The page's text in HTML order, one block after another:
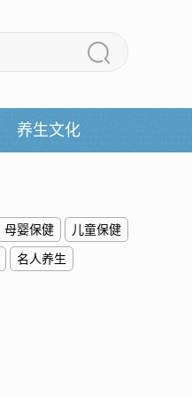
养生文化
母婴保健 儿童保健
名人养生